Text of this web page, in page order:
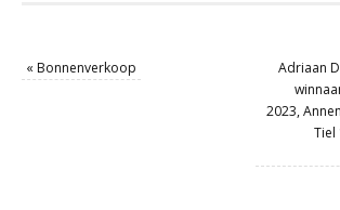
« Bonnenverkoop
Adriaan
2023,
Tiel